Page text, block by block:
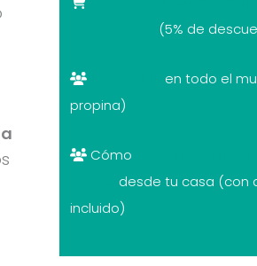
(5% de
en todo el
propina)
Cómo
desde tu casa (con
incluido)